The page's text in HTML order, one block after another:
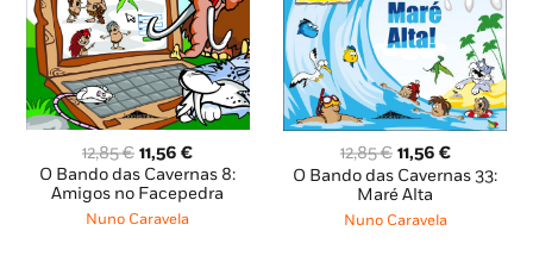
12,85€ O
preço
original
era:
11,56€O
preço
atual
O Bando das Cavernas 8:
Amigos no Facepedra
Nuno Caravela
12,85€ O
preço
original
era:
11,56 €O
preço
O Bando das Cavernas 33:
Maré Alta
Nuno Caravela